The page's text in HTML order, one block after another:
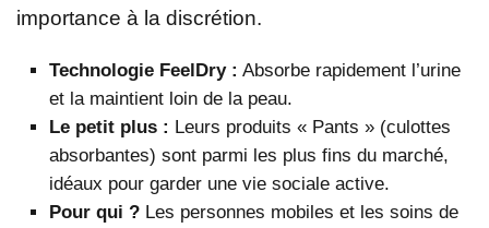
importance à la discrétion.
Technologie FeelDry : Absorbe rapidement l’urine
et la maintient loin de la peau.
Le petit plus : Leurs produits « Pants » (culottes
absorbantes) sont parmi les plus fins du marché,
idéaux pour garder une vie sociale active.
Pour qui ? Les personnes mobiles et les soins de